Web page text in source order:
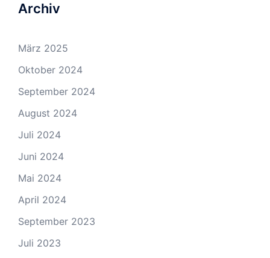
Archiv
März 2025
Oktober 2024
September 2024
August 2024
Juli 2024
Juni 2024
Mai 2024
April 2024
September 2023
Juli 2023